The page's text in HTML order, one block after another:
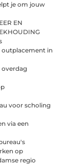
je om jouw
EN
outplacement in
overdag
voor scholing
via een
op
regio